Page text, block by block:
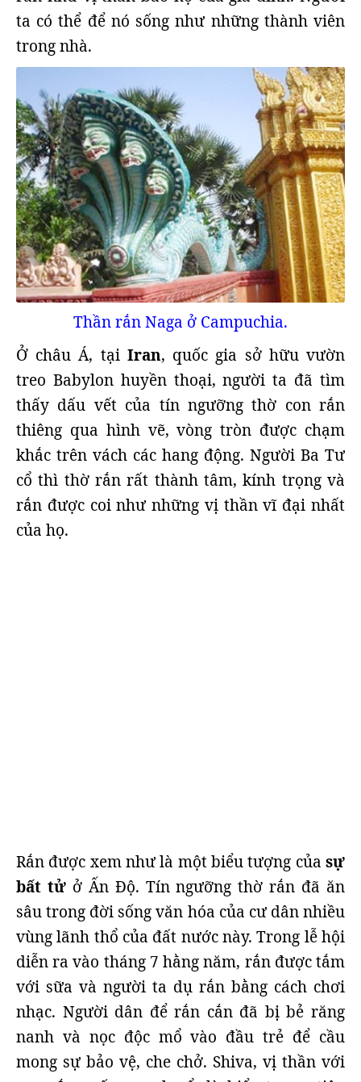
ta có thể để nó sống như những thành viên
trong nhà.
Thần rắn Naga ở Campuchia.
Ở châu Á, tạiIran, quốc gia sở hữu vườn
treo Babylon huyền thoại, người ta đã tìm
thấy dấu vết của tín ngưỡng thờ con rắn
thiêng qua hình vẽ, vòng tròn được chạm
khắc trên vách các hang động. Người Ba Tư
cổ thì thờ rắn rất thành tâm, kính trọng và
rắn được coi như những vị thần vĩ đại nhất
của họ.
Rắn được xem như là một biểu tượng của sự
bất tửở Ấn Độ. Tín ngưỡng thờ rắn đã ăn
sâu trong đời sống văn hóa của cư dân nhiều
vùng lãnh thổ của đất nước này. Trong lễ hội
diễn ra vào tháng 7 hằng năm, rắn được tắm
với sữa và người ta dụ rắn bằng cách chơi
nhạc. Người dân để rắn cắn đã bị bẻ răng
nanh và nọc độc mổ vào đầu trẻ để cầu
mong sự bảo vệ, che chở. Shiva, vị thần với